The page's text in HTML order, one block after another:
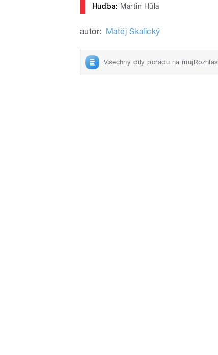
Hudba: Martin Hůla
autor: Matěj Skalický
Všechny díly pořadu na mujRozhlas